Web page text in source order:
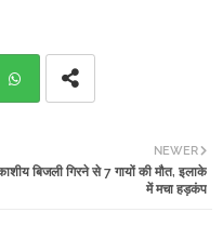
atsa
NEWER
बिजली गिरने से 7 गायों की मौत, इलाके
में मचा हड़कंप